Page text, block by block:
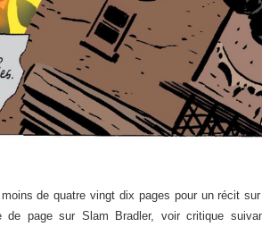
de quatre vingt dix pages pour un récit
page sur Slam Bradler, voir critique